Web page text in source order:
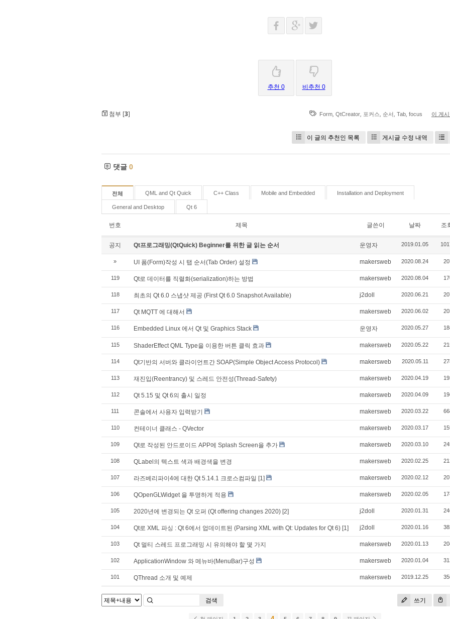
추천 0 비추천 0
첨부 [3] Form, QtCreator, 포커스, 순서, Tab, focus 이 게
이 글의 추천인 목록 게시글 수정 내역
댓글 0
전체 QML and Qt Quick C++ Class Mobile and Embedded Installation and Deployment
General and Desktop Qt 6
번호 제목 글쓴이 날짜 조
공지 Qt프로그래밍(QtQuick) Beginner를 위한 글 읽는 순서 운영자 2019.01.05
» UI 폼(Form)작성 시 탭 순서(Tab Order) 설정 makersweb 2020.08.24
119 Qt로 데이터를 직렬화(serialization)하는 방법 makersweb 2020.08.04
118 최초의 Qt 6.0 스냅샷 제공 (First Qt 6.0 Snapshot Available) j2doll 2020.06.21
117 Qt MQTT 에 대해서 makersweb 2020.06.02
116 Embedded Linux 에서 Qt 및 Graphics Stack 운영자 2020.05.27
115 ShaderEffect QML Type을 이용한 버튼 클릭 효과 makersweb 2020.05.22
114 Qt기반의 서버와 클라이언트간 SOAP(Simple Object Access Protocol) makersweb 2020.05.11
113 재진입(Reentrancy) 및 스레드 안전성(Thread-Safety) makersweb 2020.04.19
112 Qt 5.15 및 Qt 6의 출시 일정 makersweb 2020.04.09
111 콘솔에서 사용자 입력받기 makersweb 2020.03.22
110 컨테이너 클래스 - QVector makersweb 2020.03.17
109 Qt로 작성된 안드로이드 APP에 Splash Screen을 추가 makersweb 2020.03.10
108 QLabel의 텍스트 색과 배경색을 변경 makersweb 2020.02.25
107 라즈베리파이4에 대한 Qt 5.14.1 크로스컴파일 [1] makersweb 2020.02.12
106 QOpenGLWidget 을 투명하게 적용 makersweb 2020.02.05
105 2020년에 변경되는 Qt 오퍼 (Qt offering changes 2020) [2] j2doll 2020.01.31
104 Qt로 XML 파싱 : Qt 6에서 업데이트된 (Parsing XML with Qt: Updates for Qt 6) [1] j2doll 2020.01.16
103 Qt 멀티 스레드 프로그래밍 시 유의해야 할 몇 가지 makersweb 2020.01.13
102 ApplicationWindow 와 메뉴바(MenuBar)구성 makersweb 2020.01.04
101 QThread 소개 및 예제 makersweb 2019.12.25
쓰기
검색